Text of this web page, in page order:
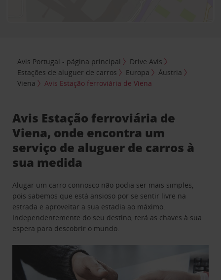
Avis Portugal - página principal
Drive Avis
Estações de aluguer de carros
Europa
Áustria
Viena
Avis Estação ferroviária de Viena
Avis Estação ferroviária de
Viena, onde encontra um
serviço de aluguer de carros à
sua medida
Alugar um carro connosco não podia ser mais simples,
pois sabemos que está ansioso por se sentir livre na
estrada e aproveitar a sua estadia ao máximo.
Independentemente do seu destino, terá as chaves à sua
espera para descobrir o mundo.